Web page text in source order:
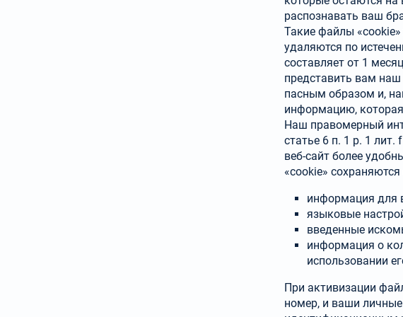
распознавать ваш
Такие файлы «cookie»
удаляются по
составляет от 1
представить вам
пасным образом и,
информацию,
Наш правомерный
статье 6 п. 1 р. 1
веб-сайт более
«cookie»
информация для
языковые
введенные
информация о
использовании
При активизации
номер, и ваши